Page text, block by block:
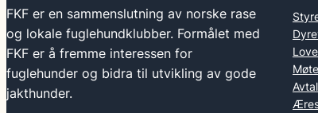
FKF er en sammenslutning av norske rase
og lokale fuglehundklubber. Formålet med
FKF er å fremme interessen for
fuglehunder og bidra til utvikling av gode
jakthunder.